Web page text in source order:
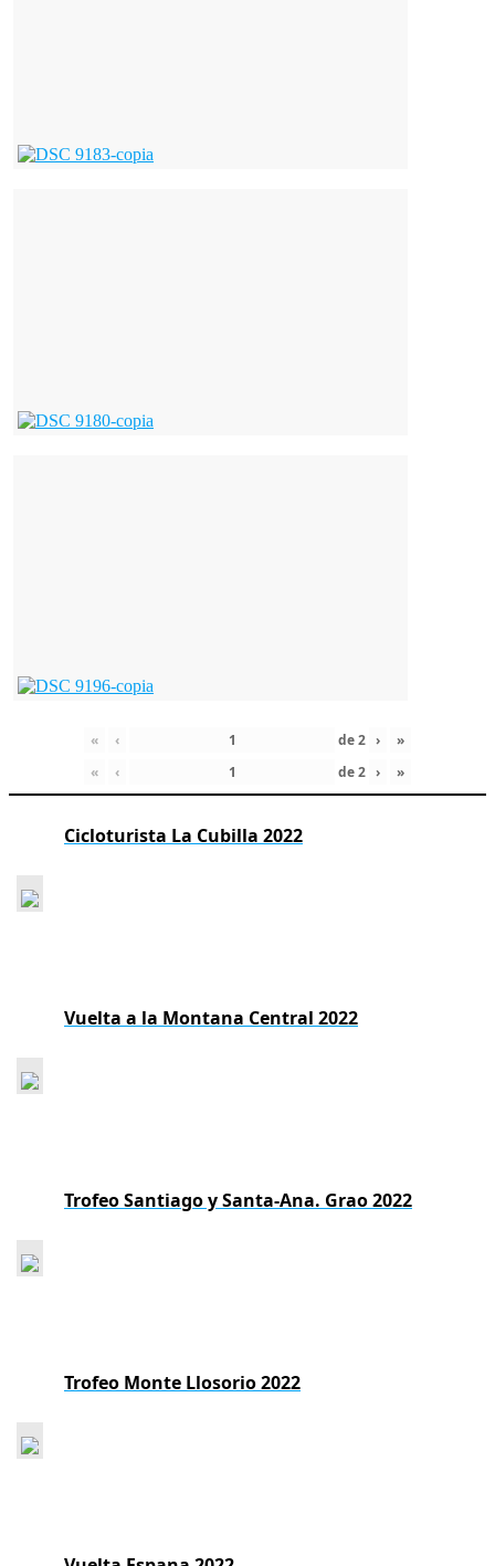
« ‹ de2 ›
»
«
‹ de2 › »
Cicloturista La Cubilla 2022
Vuelta a la Montana Central 2022
Trofeo Santiago y Santa-Ana. Grao 2022
Trofeo Monte Llosorio 2022